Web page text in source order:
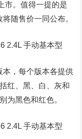
市。值得一提的是
随售价一同公布。
本，每个版本各提供
红、黑、白、灰和
为黑色和红色。